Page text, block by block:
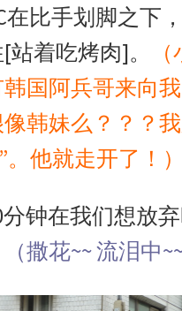
在比手划脚之下
着吃烤肉]。
国阿兵哥来向我
韩妹么？？？
他就走开了！）
钟在我们想放
（撒花~~ 流泪中~~